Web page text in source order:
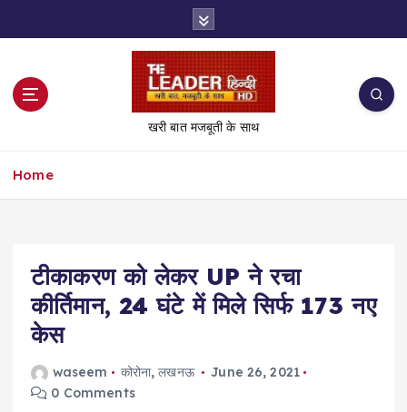
t
खरी बात मजबूती के साथ
Home
टीकाकरण को लेकर UP ने रचा
कीर्तिमान, 24 घंटे में मिले सिर्फ 173 नए
केस
waseem कोरोना,लखनऊ
June 26, 2021
0 Comments